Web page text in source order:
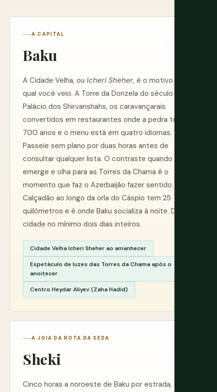
A CAPITAL
Baku
A Cidade Velha, ou Icheri Sheher, é o motivo pelo
qual você veio. A Torre da Donzela do século XII, o
Palácio dos Shirvanshahs, os caravançarais
convertidos em restaurantes onde a pedra tem
700 anos e o menu está em quatro idiomas.
Passeie sem plano por duas horas antes de
consultar qualquer lista. O contraste quando você
emerge e olha para as Torres da Chama é o
momento que faz o Azerbaijão fazer sentido. O
Calçadão ao longo da orla do Cáspio tem 25
quilômetros e é onde Baku socializa à noite. Dê à
cidade no mínimo dois dias inteiros.
Cidade Velha Icheri Sheher ao amanhecer
Espetáculo de luzes das Torres da Chama após o
anoitecer
Centro Heydar Aliyev (Zaha Hadid)
A JOIA DA ROTA DA SEDA
Sheki
Cinco horas a noroeste de Baku por estrada, Sheki